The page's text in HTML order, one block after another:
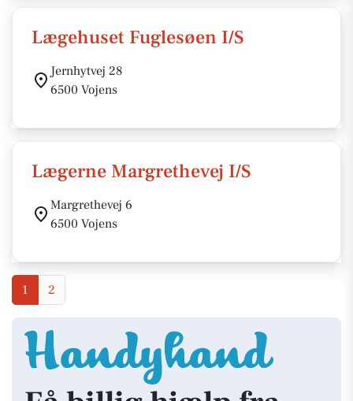
Lægehuset Fuglesøen I/S
Jernhytvej 28
6500 Vojens
Lægerne Margrethevej I/S
Margrethevej 6
6500 Vojens
1 2